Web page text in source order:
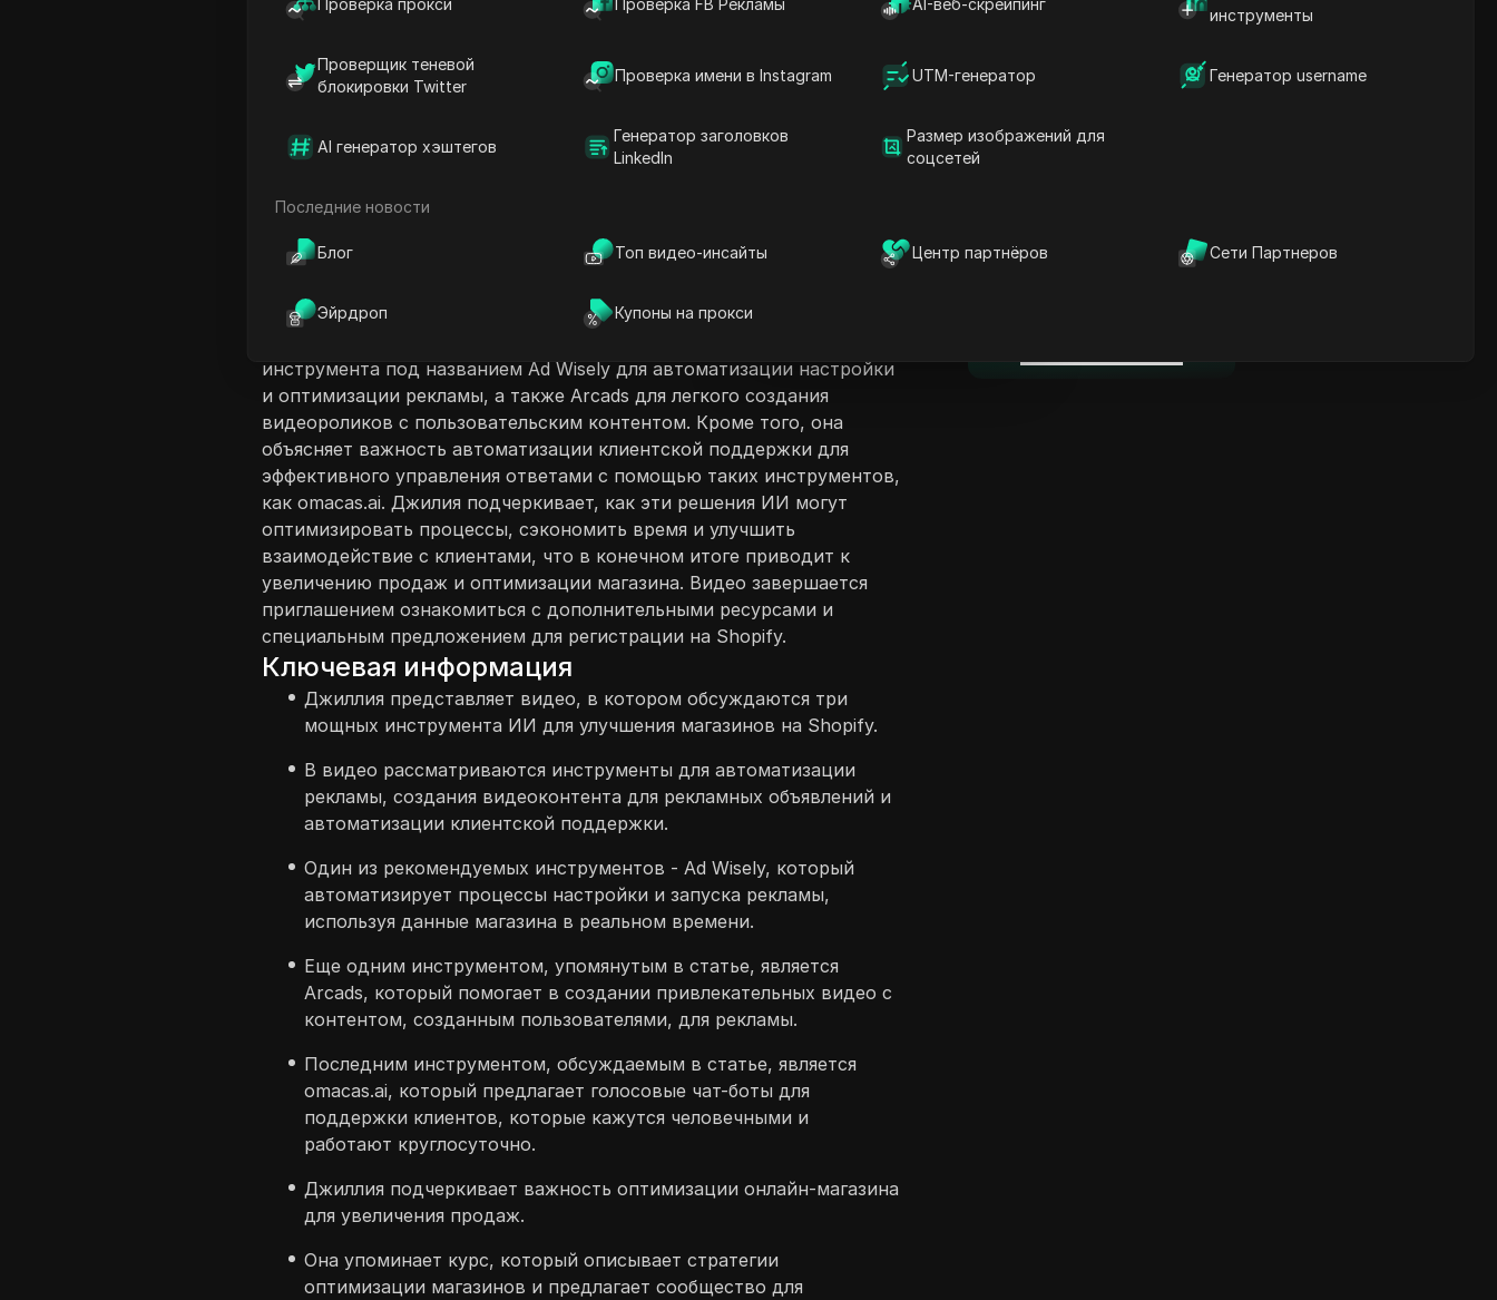
Проверка прокси Проверка FB Рекламы AI-веб-скрейпинг
инструменты
Проверщик теневой
блокировки Twitter
Проверка имени в Instagram UTM-генератор Генератор username
AI генератор хэштегов
Генератор заголовков
LinkedIn
Размер изображений для
соцсетей
Последние новости
Блог Топ видео-инсайты Центр партнёров Сети Партнеров
Эйрдроп Купоны на прокси
Задайте вопросы об этой странице
В этом видео Джилия представляет три мощных инструмента ИИ,
предназначенных для улучшения работы магазинов на Shopify.
Обсуждение охватывает техники автоматизации рекламы, полезные
Meta и Google, а также создание увлекательных видеореклам с
инструмента под названием Ad Wisely для автоматизации настройки
и оптимизации рекламы, а также Arcads для легкого создания
видеороликов с пользовательским контентом. Кроме того, она
объясняет важность автоматизации клиентской поддержки для
эффективного управления ответами с помощью таких инструментов,
как omacas.ai. Джилия подчеркивает, как эти решения ИИ могут
оптимизировать процессы, сэкономить время и улучшить
взаимодействие с клиентами, что в конечном итоге приводит к
увеличению продаж и оптимизации магазина. Видео завершается
приглашением ознакомиться с дополнительными ресурсами и
специальным предложением для регистрации на Shopify.
Ключевая информация
Джиллия представляет видео, в котором обсуждаются три
мощных инструмента ИИ для улучшения магазинов на Shopify.
В видео рассматриваются инструменты для автоматизации
рекламы, создания видеоконтента для рекламных объявлений и
автоматизации клиентской поддержки.
Один из рекомендуемых инструментов - Ad Wisely, который
автоматизирует процессы настройки и запуска рекламы,
используя данные магазина в реальном времени.
Еще одним инструментом, упомянутым в статье, является
Arcads, который помогает в создании привлекательных видео с
контентом, созданным пользователями, для рекламы.
Последним инструментом, обсуждаемым в статье, является
omacas.ai, который предлагает голосовые чат-боты для
поддержки клиентов, которые кажутся человечными и
работают круглосуточно.
Джиллия подчеркивает важность оптимизации онлайн-магазина
для увеличения продаж.
Она упоминает курс, который описывает стратегии
оптимизации магазинов и предлагает сообщество для
Ключевая информация
Ключевые слова
Связанные вопросы и
ответы
DICloak антидетект браузер